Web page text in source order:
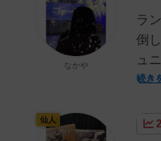
ラ
倒
ュ
続き
なかや
仙人